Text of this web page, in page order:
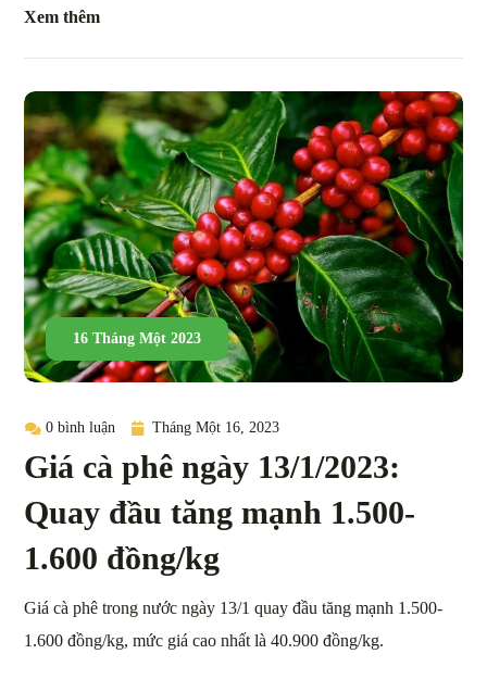
Xem thêm
16 Tháng Một 2023
0 bình luận Tháng Một 16, 2023
Giá cà phê ngày 13/1/2023:
Quay đầu tăng mạnh 1.500-
1.600 đồng/kg
Giá cà phê trong nước ngày 13/1 quay đầu tăng mạnh 1.500-
1.600 đồng/kg, mức giá cao nhất là 40.900 đồng/kg.